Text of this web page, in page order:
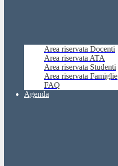
Area riservata Docenti
Area riservata ATA
Area riservata Studenti
Area riservata Famiglie
FAQ
Agenda